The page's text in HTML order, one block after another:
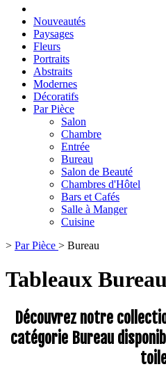
Nouveautés
Paysages
Fleurs
Portraits
Abstraits
Modernes
Décoratifs
Par Pièce
Salon
Chambre
Entrée
Bureau
Salon de Beauté
Chambres d'Hôtel
Bars et Cafés
Salle à Manger
Cuisine
> Par Pièce > Bureau
Tableaux
Découvrez notre
catégorie Bureau